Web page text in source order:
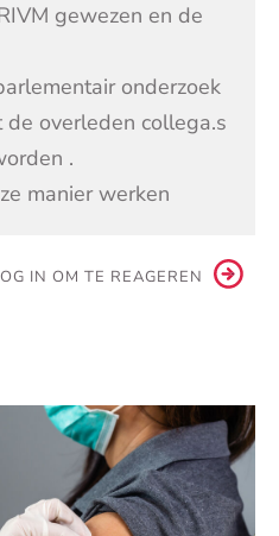
gewezen en de
onderzoek
overleden collega.s
.
manier werken
IN OM TE REAGEREN